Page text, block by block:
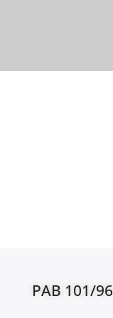
PAB 101/96